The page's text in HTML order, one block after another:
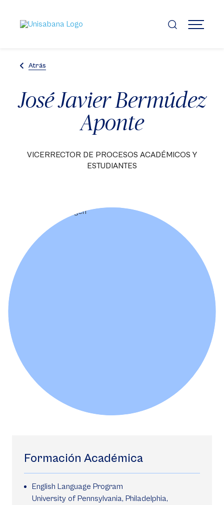
contenido
principal
MENÚ
Atrás
José Javier Bermúdez
Aponte
VICERRECTOR DE PROCESOS ACADÉMICOS Y
ESTUDIANTES
Formación Académica
English Language Program
University of Pennsylvania, Philadelphia,